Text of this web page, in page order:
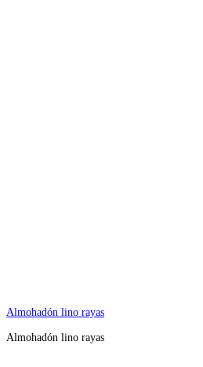
Almohadón lino rayas
Almohadón lino rayas